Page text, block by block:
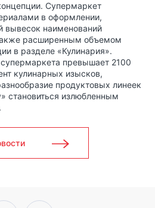
Супермаркет
в оформлении,
вывесок наименований
расширенным объемом
в разделе «Кулинария».
превышает 2100
кулинарных изысков,
продуктовых линеек
становиться излюбленным